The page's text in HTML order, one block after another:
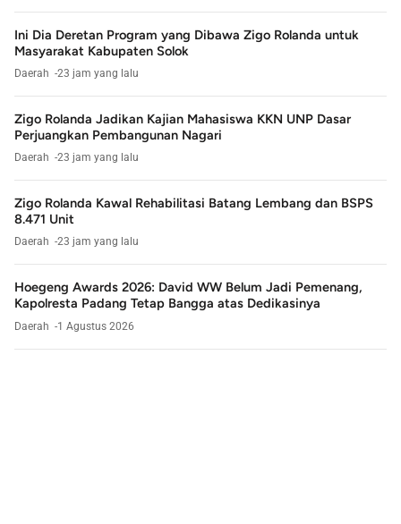
Ini Dia Deretan Program yang Dibawa Zigo Rolanda untuk
Masyarakat Kabupaten Solok
Daerah 23 jam yang lalu
Zigo Rolanda Jadikan Kajian Mahasiswa KKN UNP Dasar
Perjuangkan Pembangunan Nagari
Daerah 23 jam yang lalu
Zigo Rolanda Kawal Rehabilitasi Batang Lembang dan BSPS
8.471 Unit
Daerah 23 jam yang lalu
Hoegeng Awards 2026: David WW Belum Jadi Pemenang,
Kapolresta Padang Tetap Bangga atas Dedikasinya
Daerah 1 Agustus 2026